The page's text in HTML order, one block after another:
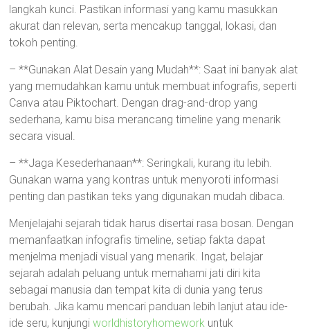
langkah kunci. Pastikan informasi yang kamu masukkan
akurat dan relevan, serta mencakup tanggal, lokasi, dan
tokoh penting.
– **Gunakan Alat Desain yang Mudah**: Saat ini banyak alat
yang memudahkan kamu untuk membuat infografis, seperti
Canva atau Piktochart. Dengan drag-and-drop yang
sederhana, kamu bisa merancang timeline yang menarik
secara visual.
– **Jaga Kesederhanaan**: Seringkali, kurang itu lebih.
Gunakan warna yang kontras untuk menyoroti informasi
penting dan pastikan teks yang digunakan mudah dibaca.
Menjelajahi sejarah tidak harus disertai rasa bosan. Dengan
memanfaatkan infografis timeline, setiap fakta dapat
menjelma menjadi visual yang menarik. Ingat, belajar
sejarah adalah peluang untuk memahami jati diri kita
sebagai manusia dan tempat kita di dunia yang terus
berubah. Jika kamu mencari panduan lebih lanjut atau ide-
ide seru, kunjungiworldhistoryhomework untuk